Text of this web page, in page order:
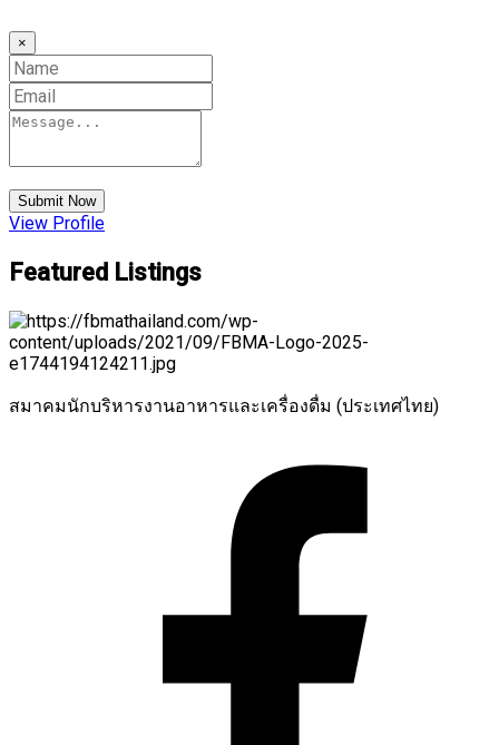
×
Submit Now
View Profile
Featured Listings
สมาคมนักบริหารงานอาหารและเครื่องดื่ม (ประเทศไทย)